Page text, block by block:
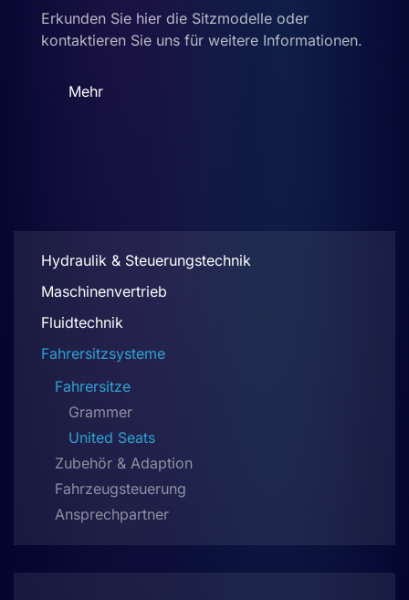
Erkunden Sie hier die Sitzmodelle oder
kontaktieren Sie uns für weitere Informationen.
Mehr
Hydraulik & Steuerungstechnik
Maschinenvertrieb
Fluidtechnik
Fahrersitzsysteme
Fahrersitze
Grammer
United Seats
Zubehör & Adaption
Fahrzeugsteuerung
Ansprechpartner